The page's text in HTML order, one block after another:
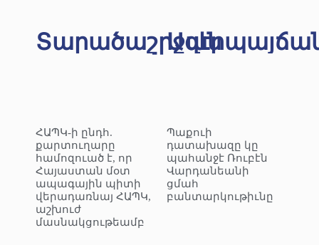
Տարածաշրջան
ՀԱՊԿ-ի ընդհ.
քարտուղարը
համոզուած է, որ
Հայաստան մօտ
ապագային պիտի
վերադառնայ ՀԱՊԿ,
աշխուժ
մասնակցութեամբ
Պաքուի
դատախազը կը
պահանջէ Ռուբէն
Վարդանեանի
ցմահ
բանտարկութիւնը